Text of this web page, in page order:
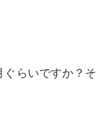
ぐらいですか？そ